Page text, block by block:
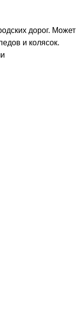
дорог. Может
и колясок.